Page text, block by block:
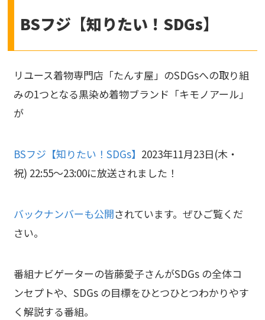
BSフジ【知りたい！SDGs】
リユース着物専門店「たんす屋」のSDGsへの取り組
みの1つとなる黒染め着物ブランド「キモノアール」
が
BSフジ【知りたい！SDGs】 2023年11月23日(木・
祝) 22:55～23:00に放送されました！
バックナンバーも公開されています。ぜひご覧くだ
さい。
番組ナビゲーターの皆藤愛⼦さんがSDGs の全体コ
ンセプトや、SDGs の⽬標をひとつひとつわかりやす
く解説する番組。